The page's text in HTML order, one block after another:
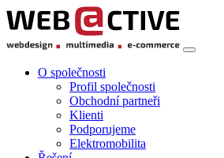
O společnosti
Profil společnosti
Obchodní partneři
Klienti
Podporujeme
Elektromobilita